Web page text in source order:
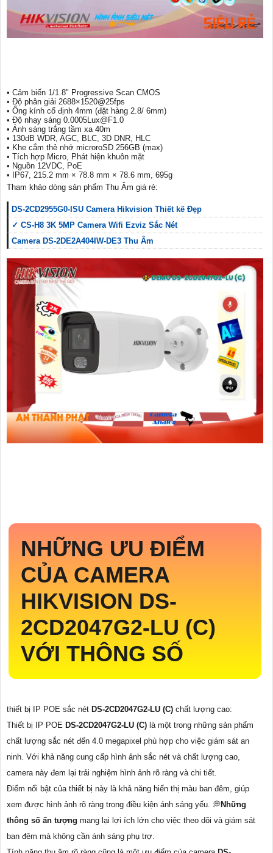
• Cảm biến 1/1.8" Progressive Scan CMOS
• Độ phân giải 2688×1520@25fps
• Ống kính cố định 4mm (đặt hàng 2.8/ 6mm)
• Độ nhạy sáng 0.0005Lux@F1.0
• Ánh sáng trắng tầm xa 40m
• 130dB WDR, AGC, BLC, 3D DNR, HLC
• Khe cắm thẻ nhớ microroSD 256GB (max)
• Tích hợp Micro, Phát hiện khuôn mặt
• Nguồn 12VDC, PoE
• IP67, 215.2 mm × 78.8 mm × 78.6 mm, 695g
Tham khảo dòng sản phẩm Thu Âm giá rẻ:
DS-2CD2955G0-ISU Camera Hikvision Thiết kế Đẹp
✓ CS-H8 3K 5MP Camera Wifi Ezviz Sắc Nét
Camera DS-2DE2A404IW-DE3 Thu Âm
NHỮNG ƯU ĐIỂM
CỦA CAMERA
HIKVISION DS-
2CD2047G2-LU (C)
VỚI THÔNG SỐ
thiết bị IP POE sắc nét DS-2CD2047G2-LU (C) chất lượng cao:
Thiết bị IP POE DS-2CD2047G2-LU (C) là một trong những sản phẩm
chất lượng sắc nét đến 4.0 megapixel phù hợp cho việc giám sát an
ninh. Với khả năng cung cấp hình ảnh sắc nét và chất lượng cao,
camera này đem lại trải nghiệm hình ảnh rõ ràng và chi tiết.
Điểm nổi bật của thiết bị này là khả năng hiển thị màu ban đêm, giúp
xem được hình ảnh rõ ràng trong điều kiện ánh sáng yếu. 💭Những
thông số ấn tượng mang lại lợi ích lớn cho việc theo dõi và giám sát
ban đêm mà không cần ánh sáng phụ trợ.